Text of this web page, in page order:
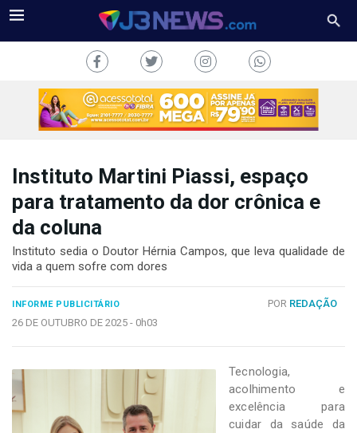
COLUNAS
FALE
CONOSCO
Copyright
2024
Desenvolvido
por
Hesea
Tecnologia
Instituto Martini Piassi, espaço
para tratamento da dor crônica e
da coluna
Instituto sedia o Doutor Hérnia Campos, que leva qualidade de
vida a quem sofre com dores
INFORME PUBLICITÁRIO POR REDAÇÃO
26 DE OUTUBRO DE 2025 - 0h03
Tecnologia,
acolhimento e
excelência para
cuidar da saúde da